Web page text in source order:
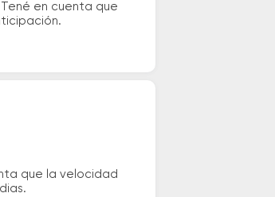
en cuenta que
que la velocidad